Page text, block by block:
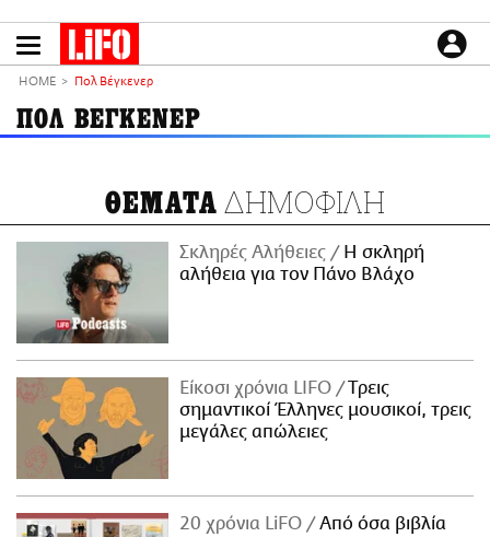
το
LIFO SHOP
NEWSLETTER
ΜΙΚΡΟΠΡΑΓΜΑΤΑ
THE GOOD LIFO
LIFOLAND
CITY GUIDE
ΑΜΠΑ
ΕΙΔΗΣΕΙΣ
CULTURE
PODCASTS
Plus
HOME Πολ Βέγκενερ
ΠΟΛ ΒΕΓΚΕΝΕΡ
ΘΕΜΑΤΑ ΔΗΜΟΦΙΛΗ
Σκληρές Αλήθειες
H σκληρή
αλήθεια για τον Πάνο Βλάχο
Είκοσι χρόνια LIFO
Tρεις
σημαντικοί Έλληνες μουσικοί, τρεις
μεγάλες απώλειες
20 χρόνια LiFO
Από όσα βιβλία